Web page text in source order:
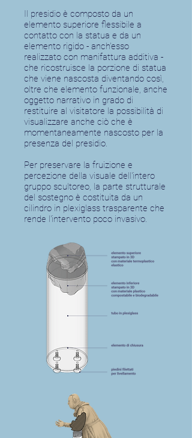
Il presidio è composto da un
elemento superiore flessibile a
contatto con la statua e da un
elemento rigido - anch'esso
realizzato con manifattura additiva -
che ricostruisce la porzione di statua
che viene nascosta diventando così,
oltre che elemento funzionale, anche
oggetto narrativo in grado di
restituire al visitatore la possibilità di
visualizzare anche ciò che è
momentaneamente nascosto per la
presenza del presidio.
Per preservare la fruizione e
percezione della visuale dell'intero
gruppo scultoreo, la parte strutturale
del sostegno è costituita da un
cilindro in plexiglass trasparente che
rende l'intervento poco invasivo.